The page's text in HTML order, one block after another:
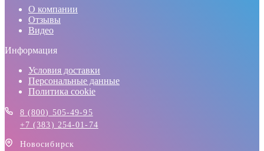
О компании
Отзывы
Видео
Информация
Условия доставки
Персональные данные
Политика cookie
8 (800) 505-49-95
+7 (383) 254-01-74
Новосибирск